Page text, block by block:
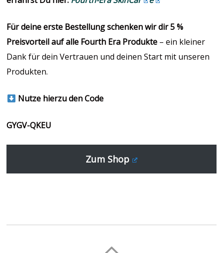
Für deine erste Bestellung schenken wir dir 5 %
Preisvorteil auf alle Fourth Era Produkte – ein kleiner
Dank für dein Vertrauen und deinen Start mit unseren
Produkten.
Nutze hierzu den Code
GYGV-QKEU
Zum Shop